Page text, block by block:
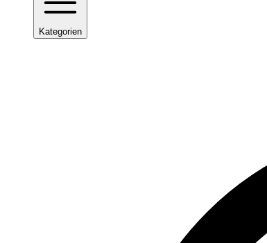
Kategorien